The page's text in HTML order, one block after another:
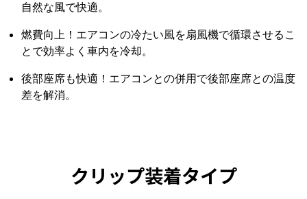
自然な風で快適。
燃費向上！エアコンの冷たい風を扇風機で循環させるこ
とで効率よく車内を冷却。
後部座席も快適！エアコンとの併用で後部座席との温度
差を解消。
クリップ装着タイプ